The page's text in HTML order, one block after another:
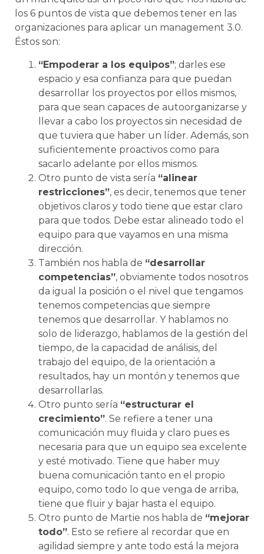
los 6 puntos de vista que debemos tener en las
organizaciones para aplicar un management 3.0.
Éstos son:
“Empoderar a los equipos”; darles ese
espacio y esa confianza para que puedan
desarrollar los proyectos por ellos mismos,
para que sean capaces de autoorganizarse y
llevar a cabo los proyectos sin necesidad de
que tuviera que haber un líder. Además, son
suficientemente proactivos como para
sacarlo adelante por ellos mismos.
Otro punto de vista sería “alinear
restricciones”, es decir, tenemos que tener
objetivos claros y todo tiene que estar claro
para que todos. Debe estar alineado todo el
equipo para que vayamos en una misma
dirección.
También nos habla de “desarrollar
competencias”, obviamente todos nosotros
da igual la posición o el nivel que tengamos
tenemos competencias que siempre
tenemos que desarrollar. Y hablamos no
solo de liderazgo, hablamos de la gestión del
tiempo, de la capacidad de análisis, del
trabajo del equipo, de la orientación a
resultados, hay un montón y tenemos que
desarrollarlas.
Otro punto sería “estructurar el
crecimiento”. Se refiere a tener una
comunicación muy fluida y claro pues es
necesaria para que un equipo sea excelente
y esté motivado. Tiene que haber muy
buena comunicación tanto en el propio
equipo, como todo lo que venga de arriba,
tiene que fluir y bajar hasta el equipo.
Otro punto de Martie nos habla de “mejorar
todo”. Esto se refiere al recordar que en
agilidad siempre y ante todo está la mejora